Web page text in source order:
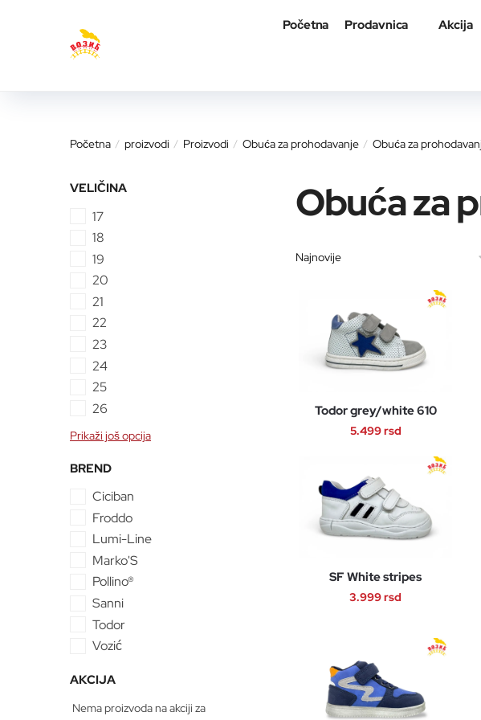
Početna Prodavnica Akcija
Početna / proizvodi / Proizvodi / Obuća za prohodavanje / Obuća za
Obuća za
Todor grey/white 610
5.499rsd
proizvod
ima
više
varijanti.
mogu
biti
proizvoda.
SF White stripes
3.999rsd
ima
više
varijanti.
VELIČINA
17
18
19
20
21
22
23
24
25
26
Prikaži još opcija
BREND
Ciciban
Froddo
Lumi-Line
Marko'S
Pollino®
Sanni
Todor
Vozić
AKCIJA